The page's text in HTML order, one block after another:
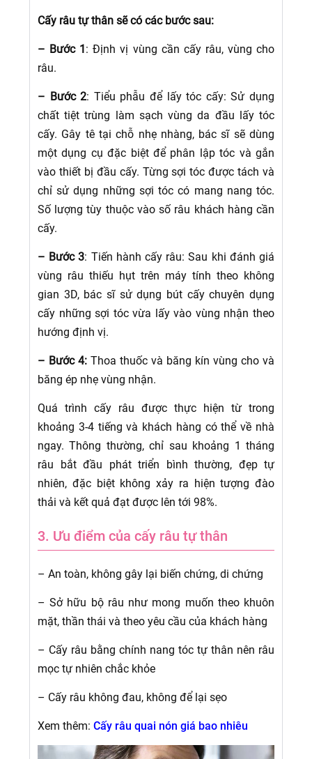
Cấy râu tự thân sẽ có các bước sau:
– Bước 1 : Định vị vùng cần cấy râu, vùng cho
râu.
– Bước 2: Tiểu phẫu để lấy tóc cấy: Sử dụng
chất tiệt trùng làm sạch vùng da đầu lấy tóc
cấy. Gây tê tại chỗ nhẹ nhàng, bác sĩ sẽ dùng
một dụng cụ đặc biệt để phân lập tóc và gắn
vào thiết bị đầu cấy. Từng sợi tóc được tách và
chỉ sử dụng những sợi tóc có mang nang tóc.
Số lượng tùy thuộc vào số râu khách hàng cần
cấy.
– Bước 3: Tiến hành cấy râu: Sau khi đánh giá
vùng râu thiếu hụt trên máy tính theo không
gian 3D, bác sĩ sử dụng bút cấy chuyên dụng
cấy những sợi tóc vừa lấy vào vùng nhận theo
hướng định vị.
– Bước 4: Thoa thuốc và băng kín vùng cho và
băng ép nhẹ vùng nhận.
Quá trình cấy râu được thực hiện từ trong
khoảng 3-4 tiếng và khách hàng có thể về nhà
ngay. Thông thường, chỉ sau khoảng 1 tháng
râu bắt đầu phát triển bình thường, đẹp tự
nhiên, đặc biệt không xảy ra hiện tượng đào
thải và kết quả đạt được lên tới 98%.
3. Ưu điểm của cấy râu tự thân
– An toàn, không gây lại biến chứng, di chứng
– Sở hữu bộ râu như mong muốn theo khuôn
mặt, thần thái và theo yêu cầu của khách hàng
– Cấy râu bằng chính nang tóc tự thân nên râu
mọc tự nhiên chắc khỏe
– Cấy râu không đau, không để lại sẹo
Xem thêm: Cấy râu quai nón giá bao nhiêu